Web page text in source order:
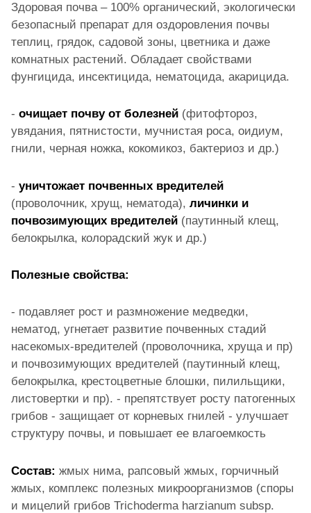
Здоровая почва – 100% органический, экологически
безопасный препарат для оздоровления почвы
теплиц, грядок, садовой зоны, цветника и даже
комнатных растений. Обладает свойствами
фунгицида, инсектицида, нематоцида, акарицида.
- очищает почву от болезней (фитофтороз,
увядания, пятнистости, мучнистая роса, оидиум,
гнили, черная ножка, кокомикоз, бактериоз и др.)
- уничтожает почвенных вредителей
(проволочник, хрущ, нематода), личинки и
почвозимующих вредителей (паутинный клещ,
белокрылка, колорадский жук и др.)
Полезные свойства:
- подавляет рост и размножение медведки,
нематод, угнетает развитие почвенных стадий
насекомых-вредителей (проволочника, хруща и пр)
и почвозимующих вредителей (паутинный клещ,
белокрылка, крестоцветные блошки, пилильщики,
листовертки и пр). - препятствует росту патогенных
грибов - защищает от корневых гнилей - улучшает
структуру почвы, и повышает ее влагоемкость
Состав: жмых нима, рапсовый жмых, горчичный
жмых, комплекс полезных микроорганизмов (споры
и мицелий грибов Trichoderma harzianum subsp.